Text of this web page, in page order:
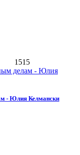
1515
- Юлия Келмански